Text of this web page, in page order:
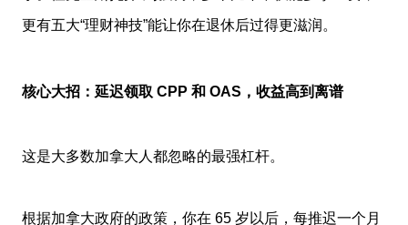
更有五大“理财神技”能让你在退休后过得更滋润。
核心大招：延迟领取 CPP 和 OAS，收益高到离谱
这是大多数加拿大人都忽略的最强杠杆。
根据加拿大政府的政策，你在 65 岁以后，每推迟一个月